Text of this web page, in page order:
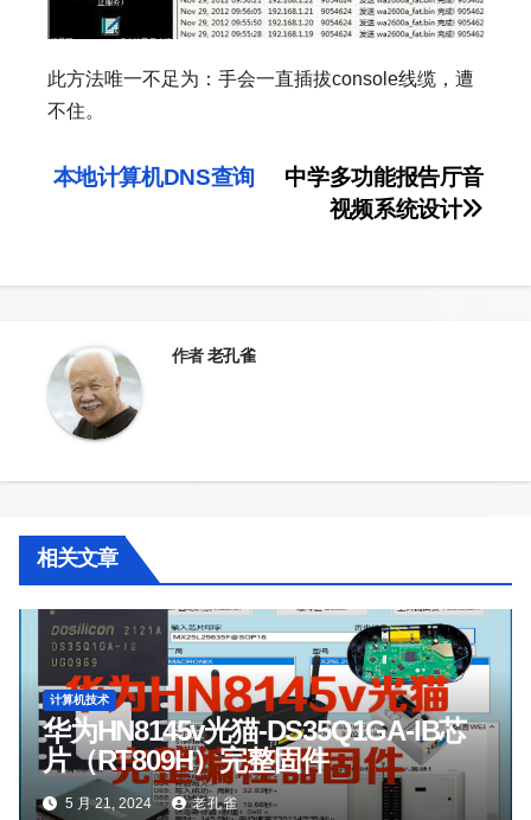
此方法唯一不足为：手会一直插拔console线缆，遭
不住。
文
导
中学多功能报告厅音
视频系统设计
本地计算机DNS查询
作者老孔雀
相关文章
计算机技术
华为HN8145v光猫-DS35Q1GA-IB芯
片（RT809H）完整固件
5 月 21, 2024 老孔雀